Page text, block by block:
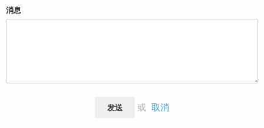
消息
发送 或 取消